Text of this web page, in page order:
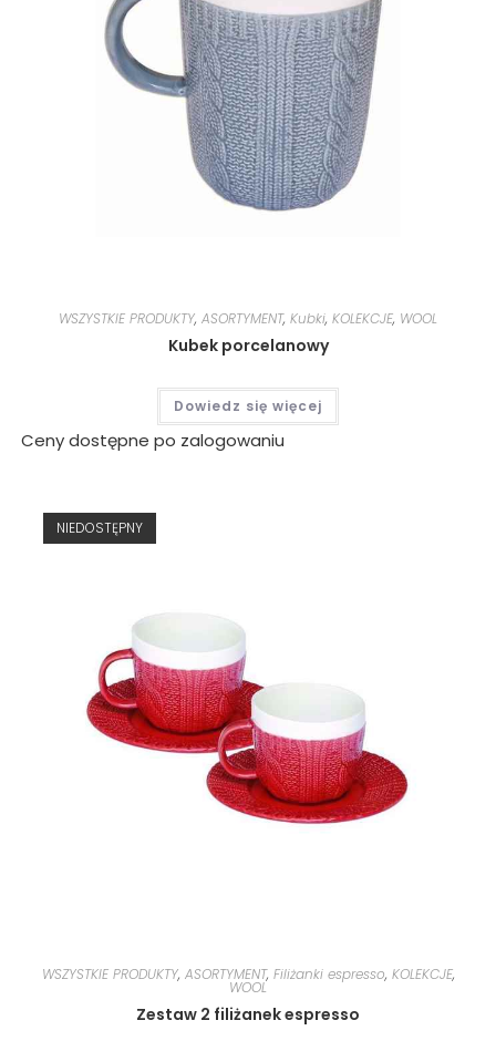
WSZYSTKIE PRODUKTY, ASORTYMENT, Kubki, KOLEKCJE, WOOL
Kubek porcelanowy
Dowiedz się więcej
Ceny dostępne po zalogowaniu
NIEDOSTĘPNY
WSZYSTKIE PRODUKTY, ASORTYMENT, Filiżanki espresso, KOLEKCJE,
WOOL
Zestaw 2 filiżanek espresso